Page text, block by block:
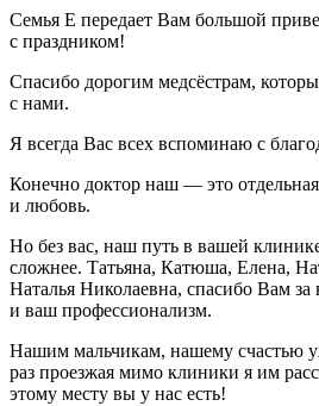
Семья Е передает Вам большой
с праздником!
Спасибо дорогим медсёстрам,
с нами.
Я всегда Вас всех вспоминаю с
Конечно доктор наш — это отдельная
и любовь.
Но без вас, наш путь в вашей
сложнее. Татьяна, Катюша, Елена,
Наталья Николаевна, спасибо Вам за
и ваш профессионализм.
Нашим мальчикам, нашему счастью
раз проезжая мимо клиники я им
этому месту вы у нас есть!